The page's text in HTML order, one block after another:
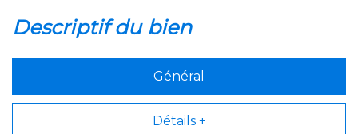
descriptif du bien
Général
Détails +